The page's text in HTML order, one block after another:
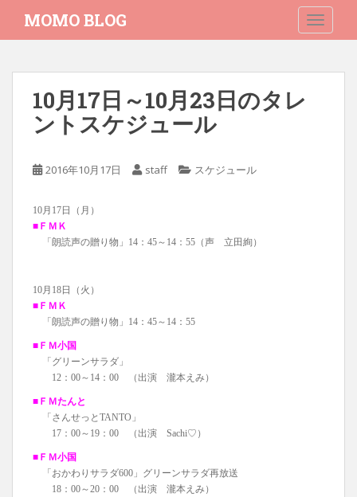
i
MOMO BLOG
10月17日～10月23日のタレ
ントスケジュール
2016年10月17日 staff スケジュール
10月17日（月）
■ＦＭＫ
「朗読声の贈り物」14：45～14：55（声 立田絢）
10月18日（火）
■ＦＭＫ
「朗読声の贈り物」14：45～14：55
■ＦＭ小国
「グリーンサラダ」
12：00～14：00 （出演 瀧本えみ）
■ＦＭたんと
「さんせっとTANTO」
17：00～19：00 （出演 Sachi♡）
■ＦＭ小国
「おかわりサラダ600」グリーンサラダ再放送
18：00～20：00 （出演 瀧本えみ）